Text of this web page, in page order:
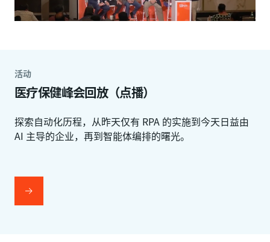
活动
医疗保健峰会回放（点播）
探索自动化历程，从昨天仅有 RPA 的实施到今天日益由
AI 主导的企业，再到智能体编排的曙光。